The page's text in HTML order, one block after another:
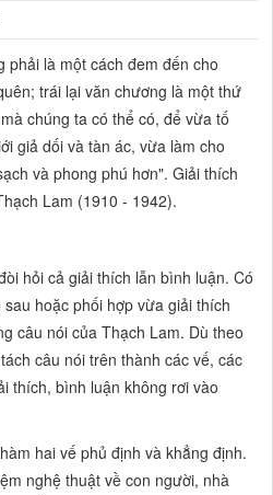
là một cách đem đến cho
trái lại văn chương là một thứ
chúng ta có thể có, để vừa tố
giả dối và tàn ác, vừa làm cho
và phong phú hơn". Giải thích
Lam (1910 - 1942).
hỏi cả giải thích lẫn bình luận. Có
hoặc phối hợp vừa giải thích
câu nói của Thạch Lam. Dù theo
câu nói trên thành các vế, các
thích, bình luận không rơi vào
hai vế phủ định và khẳng định.
nghệ thuật về con người, nhà